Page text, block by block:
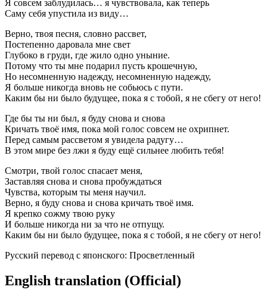
Я совсем заблудилась… я чувствовала, как теперь
Саму себя упустила из виду…
Верно, твоя песня, словно рассвет,
Постепенно даровала мне свет
Глубоко в груди, где жило одно уныние.
Потому что ты мне подарил пусть крошечную,
Но несомненную надежду, несомненную надежду,
Я больше никогда вновь не собьюсь с пути.
Каким бы ни было будущее, пока я с тобой, я не сбегу от него!
Где бы ты ни был, я буду снова и снова
Кричать твоё имя, пока мой голос совсем не охрипнет.
Перед самым рассветом я увидела радугу…
В этом мире без лжи я буду ещё сильнее любить тебя!
Смотри, твой голос спасает меня,
Заставляя снова и снова пробуждаться
Чувства, которым ты меня научил.
Верно, я буду снова и снова кричать твоё имя.
Я крепко сожму твою руку
И больше никогда ни за что не отпущу.
Каким бы ни было будущее, пока я с тобой, я не сбегу от него!
Русский перевод с японского: Просветленный
English translation (Official)